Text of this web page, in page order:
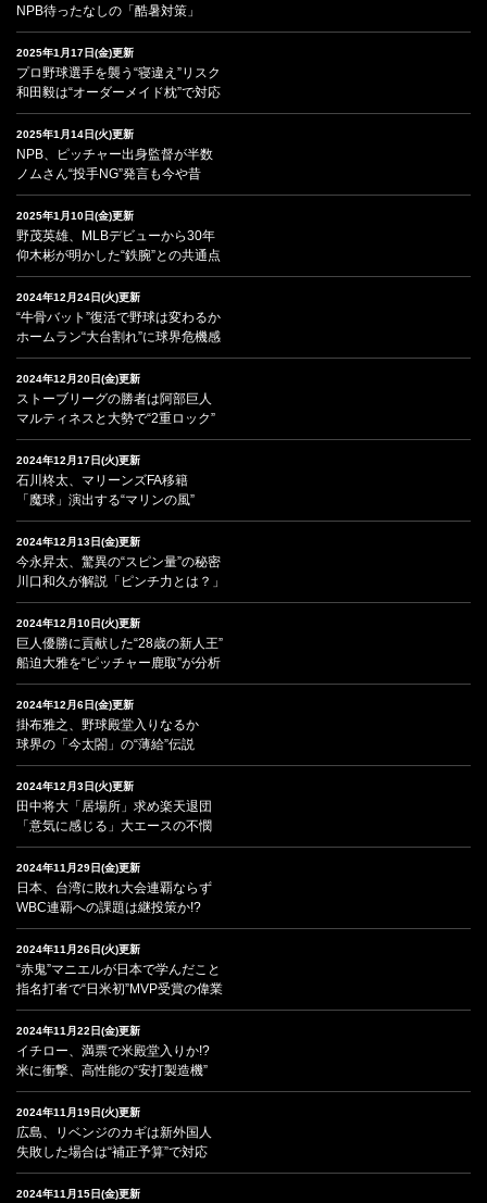
NPB待ったなしの「酷暑対策」
2025年1月17日(金)更新
プロ野球選手を襲う“寝違え”リスク
和田毅は“オーダーメイド枕”で対応
2025年1月14日(火)更新
NPB、ピッチャー出身監督が半数
ノムさん“投手NG”発言も今や昔
2025年1月10日(金)更新
野茂英雄、MLBデビューから30年
仰木彬が明かした“鉄腕”との共通点
2024年12月24日(火)更新
“牛骨バット”復活で野球は変わるか
ホームラン“大台割れ”に球界危機感
2024年12月20日(金)更新
ストーブリーグの勝者は阿部巨人
マルティネスと大勢で“2重ロック”
2024年12月17日(火)更新
石川柊太、マリーンズFA移籍
「魔球」演出する“マリンの風”
2024年12月13日(金)更新
今永昇太、驚異の“スピン量”の秘密
川口和久が解説「ピンチ力とは？」
2024年12月10日(火)更新
巨人優勝に貢献した“28歳の新人王”
船迫大雅を“ピッチャー鹿取”が分析
2024年12月6日(金)更新
掛布雅之、野球殿堂入りなるか
球界の「今太閤」の“薄給”伝説
2024年12月3日(火)更新
田中将大「居場所」求め楽天退団
「意気に感じる」大エースの不憫
2024年11月29日(金)更新
日本、台湾に敗れ大会連覇ならず
WBC連覇への課題は継投策か!?
2024年11月26日(火)更新
“赤鬼”マニエルが日本で学んだこと
指名打者で“日米初”MVP受賞の偉業
2024年11月22日(金)更新
イチロー、満票で米殿堂入りか!?
米に衝撃、高性能の“安打製造機”
2024年11月19日(火)更新
広島、リベンジのカギは新外国人
失敗した場合は“補正予算”で対応
2024年11月15日(金)更新